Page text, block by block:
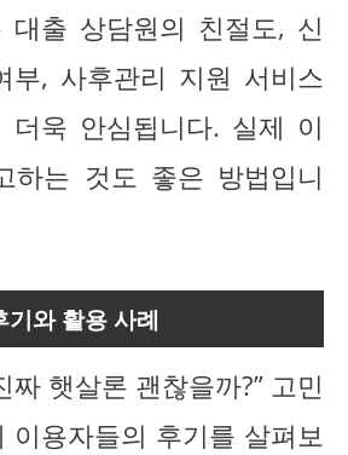
대출 상담원의 친절도, 신
부, 사후관리 지원 서비스
더욱 안심됩니다. 실제 이
하는 것도 좋은 방법입니
와 활용 사례
짜 햇살론 괜찮을까?” 고민
이용자들의 후기를 살펴보